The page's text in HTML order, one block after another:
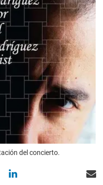
del concierto.